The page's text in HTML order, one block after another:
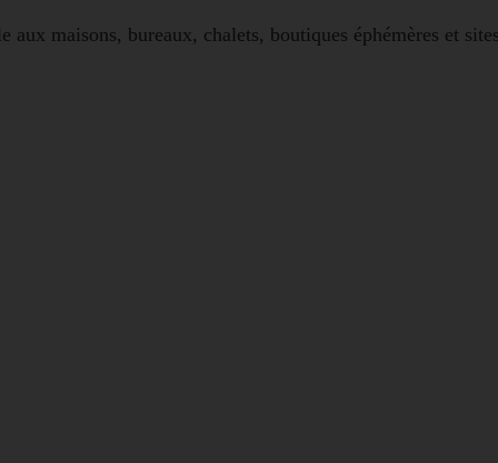
maisons, bureaux, chalets, boutiques éphémères et